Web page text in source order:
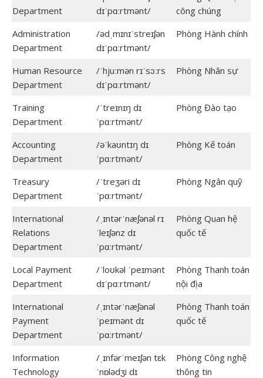
Department
dɪˈpɑːrtmənt/
công chúng
Administration
Department
/ədˌmɪnɪˈstreɪʃən
dɪˈpɑːrtmənt/
Phòng Hành chính
Human Resource
Department
/ˈhjuːmən rɪˈsɔːrs
dɪˈpɑːrtmənt/
Phòng Nhân sự
Training
Department
/ˈtreɪnɪŋ dɪ
ˈpɑːrtmənt/
Phòng Đào tạo
Accounting
Department
/əˈkaʊntɪŋ dɪ
ˈpɑːrtmənt/
Phòng Kế toán
Treasury
Department
/ˈtreʒəri dɪ
ˈpɑːrtmənt/
Phòng Ngân quỹ
International
Relations
Department
/ˌɪntərˈnæʃənəl rɪ
ˈleɪʃənz dɪ
ˈpɑːrtmənt/
Phòng Quan hệ
quốc tế
Local Payment
Department
/ˈloʊkəl ˈpeɪmənt
dɪˈpɑːrtmənt/
Phòng Thanh toán
nội địa
International
Payment
Department
/ˌɪntərˈnæʃənəl
ˈpeɪmənt dɪ
ˈpɑːrtmənt/
Phòng Thanh toán
quốc tế
Information
Technology
/ˌɪnfərˈmeɪʃən tɛk
ˈnɒlədʒi dɪ
Phòng Công nghệ
thông tin